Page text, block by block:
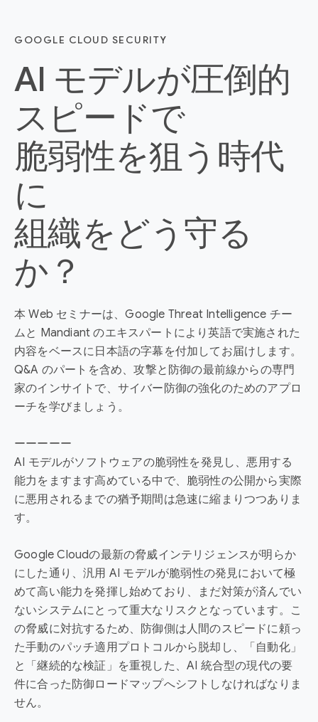
GOOGLE CLOUD SECURITY
AI モデルが圧倒的
スピードで
脆弱性を狙う時代
に
組織をどう守る
か？
本 Web セミナーは、Google Threat Intelligence チー
ムと Mandiant のエキスパートにより英語で実施された
内容をベースに日本語の字幕を付加してお届けします。
Q&A のパートを含め、攻撃と防御の最前線からの専門
家のインサイトで、サイバー防御の強化のためのアプロ
ーチを学びましょう。
ーーーーー
AI モデルがソフトウェアの脆弱性を発見し、悪用する
能力をますます高めている中で、脆弱性の公開から実際
に悪用されるまでの猶予期間は急速に縮まりつつありま
す。
Google Cloudの最新の脅威インテリジェンスが明らか
にした通り、汎用 AI モデルが脆弱性の発見において極
めて高い能力を発揮し始めており、まだ対策が済んでい
ないシステムにとって重大なリスクとなっています。こ
の脅威に対抗するため、防御側は人間のスピードに頼っ
た手動のパッチ適用プロトコルから脱却し、「自動化」
と「継続的な検証」を重視した、AI 統合型の現代の要
件に合った防御ロードマップへシフトしなければなりま
せん。